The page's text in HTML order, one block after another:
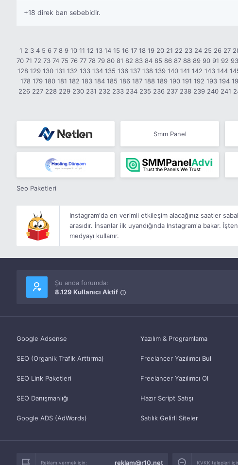
+18 direk ban sebebidir.
1 2 3 4 5 6 7 8 9 10 11 12 13 14 15 16 17 18 19 20 21 22 23 24 25 26 27
70 71 72 73 74 75 76 77 78 79 80 81 82 83 84 85 86 87 88 89 90 91 92 93
128 129 130 131 132 133 134 135 136 137 138 139 140 141 142 143 144
178 179 180 181 182 183 184 185 186 187 188 189 190 191 192 193 194
226 227 228 229 230 231 232 233 234 235 236 237 238 239 240 241
Smm Panel
Seo Paketleri
Instagram'da en verimli etkileşim alacağınız saatler
arasıdır. İnsanlar ilk uyandığında Instagram'a bakar.
medyayı kullanır.
Şu anda forumda:
8.129 Kullanıcı Aktif
Google Adsense
SEO (Organik Trafik Arttırma)
SEO Link Paketleri
SEO Danışmanlığı
Google ADS (AdWords)
Yazılım & Programlama
Freelancer Yazılımcı Bul
Freelancer Yazılımcı Ol
Hazır Script Satışı
Satılık Gelirli Siteler
Reklam vermek için: reklam@r10.net KVKK talepleri